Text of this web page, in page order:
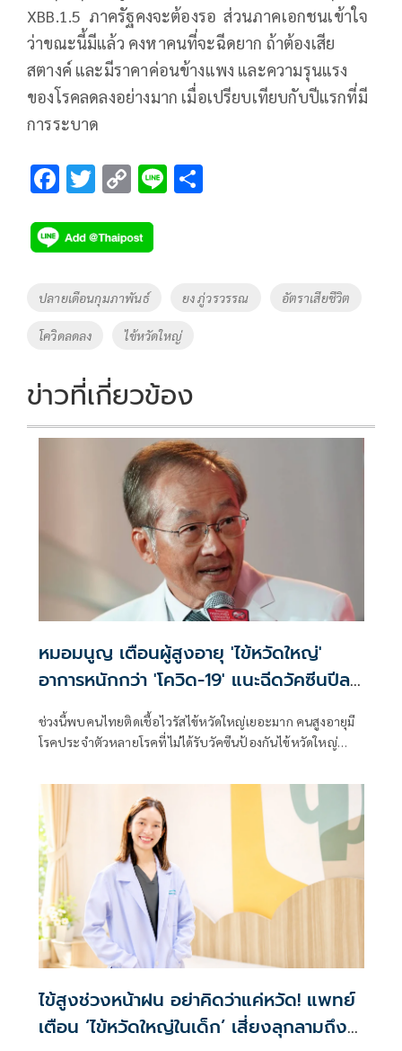
XBB.1.5 ภาครัฐคงจะต้องรอ ส่วนภาคเอกชนเข้าใจ
ว่าขณะนี้มีแล้ว คงหาคนที่จะฉีดยาก ถ้าต้องเสีย
สตางค์ และมีราคาค่อนข้างแพง และความรุนแรง
ของโรคลดลงอย่างมาก เมื่อเปรียบเทียบกับปีแรกที่มี
การระบาด
F
e
b
o
k
T
tt
er
C
p
y
Li
n
k
Li
Tags
ปลายเดือนกุมภาพันธ์ ยง ภู่วรวรรณ อัตราเสียชีวิต
โควิดลดลง ไข้หวัดใหญ่
ข่าวที่เกี่ยวข้อง
หมอมนูญ เตือนผู้สูงอายุ 'ไข้หวัดใหญ่'
อาการหนักกว่า 'โควิด-19' แนะฉีดวัคซีนปีละ
เข็ม ลดรุนแรง
ช่วงนี้พบคนไทยติดเชื้อไวรัสไข้หวัดใหญ่เยอะมาก คนสูงอายุมี
โรคประจำตัวหลายโรคที่ไม่ได้รับวัคซีนป้องกันไข้หวัดใหญ่
ไข้สูงช่วงหน้าฝน อย่าคิดว่าแค่หวัด! แพทย์
เตือน ‘ไข้หวัดใหญ่ในเด็ก’ เสี่ยงลุกลามถึง